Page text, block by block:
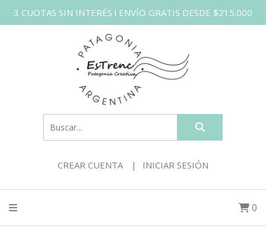
3 CUOTAS SIN INTERÉS l ENVÍO GRATIS DESDE $215.000
CREAR CUENTA INICIAR SESIÓN
0